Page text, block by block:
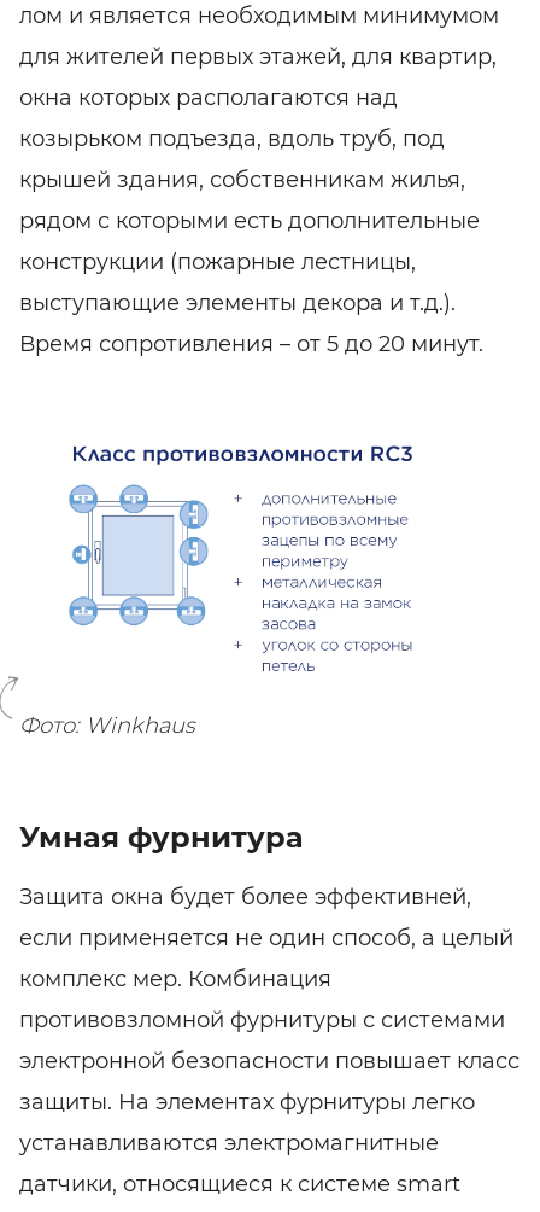
лом и является необходимым минимумом
для жителей первых этажей, для квартир,
окна которых располагаются над
козырьком подъезда, вдоль труб, под
крышей здания, собственникам жилья,
рядом с которыми есть дополнительные
конструкции (пожарные лестницы,
выступающие элементы декора и т.д.).
Время сопротивления – от 5 до 20 минут.
Фото: Winkhaus
Умная фурнитура
Защита окна будет более эффективней,
если применяется не один способ, а целый
комплекс мер. Комбинация
противовзломной фурнитуры с системами
электронной безопасности повышает класс
защиты. На элементах фурнитуры легко
устанавливаются электромагнитные
датчики, относящиеся к системе smart